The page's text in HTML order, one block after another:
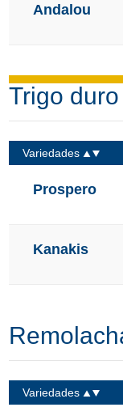
Andalou
Trigo duro
Variedades
Prospero
Kanakis
Variedades